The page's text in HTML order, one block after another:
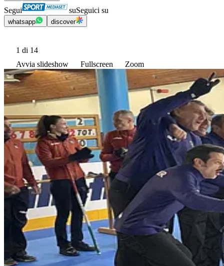
Segui suSeguici su
whatsapp discover
1 di 14
Avvia slideshow
Fullscreen Zoom